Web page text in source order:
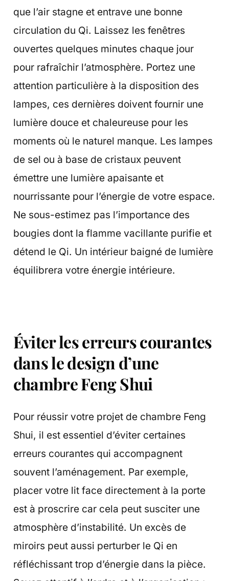
que l’air stagne et entrave une bonne
circulation du Qi. Laissez les fenêtres
ouvertes quelques minutes chaque jour
pour rafraîchir l’atmosphère. Portez une
attention particulière à la disposition des
lampes, ces dernières doivent fournir une
lumière douce et chaleureuse pour les
moments où le naturel manque. Les lampes
de sel ou à base de cristaux peuvent
émettre une lumière apaisante et
nourrissante pour l’énergie de votre espace.
Ne sous-estimez pas l’importance des
bougies dont la flamme vacillante purifie et
détend le Qi. Un intérieur baigné de lumière
équilibrera votre énergie intérieure.
Éviter les erreurs courantes
dans le design d’une
chambre Feng Shui
Pour réussir votre projet de chambre Feng
Shui, il est essentiel d’éviter certaines
erreurs courantes qui accompagnent
souvent l’aménagement. Par exemple,
placer votre lit face directement à la porte
est à proscrire car cela peut susciter une
atmosphère d’instabilité. Un excès de
miroirs peut aussi perturber le Qi en
réfléchissant trop d’énergie dans la pièce.